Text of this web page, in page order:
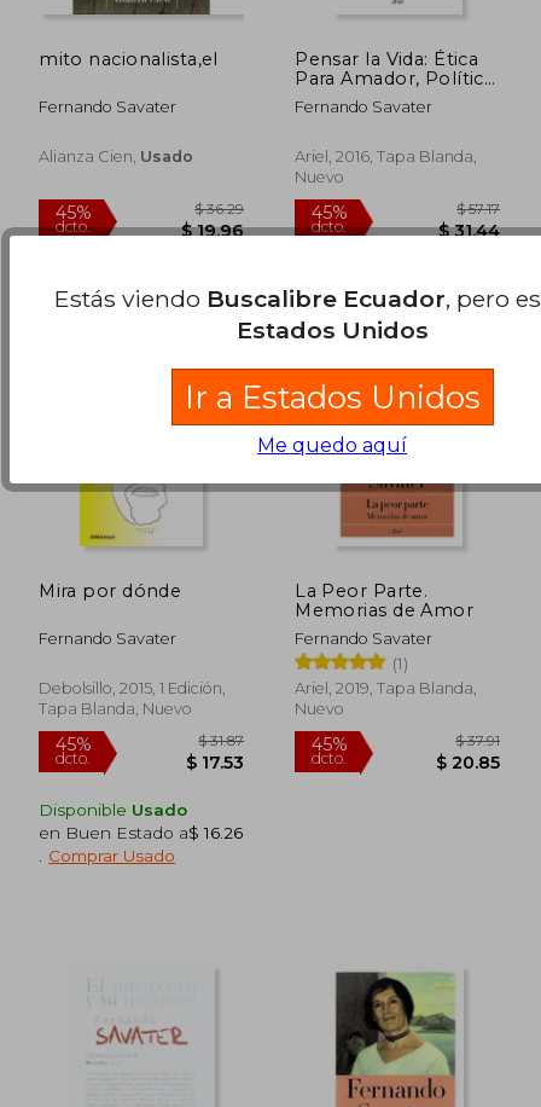
45%
$
$ 29.28
45%
dcto.
mito nacionalista,el
Fernando Savater
Alianza Cien, Usado
Pensar la Vida: Ética
Para Amador, Política
Para Amador y las
Preguntas de la Vida
Fernando Savater
Ariel, 2016, Tapa Blanda,
Nuevo
Mira por dónde
Fernando Savater
Debolsillo, 2015, 1 Edición,
Tapa Blanda, Nuevo
Disponible Usado
en Buen Estado a$ 16.26
Comprar Usado
La Peor Parte.
Memorias de Amor
Fernando Savater
(1)
Ariel, 2019, Tapa Blanda,
Nuevo
Estás viendo Buscalibre Ecuador, pero
Estados Unidos
Ir a Estados Unidos
Me quedo aquí